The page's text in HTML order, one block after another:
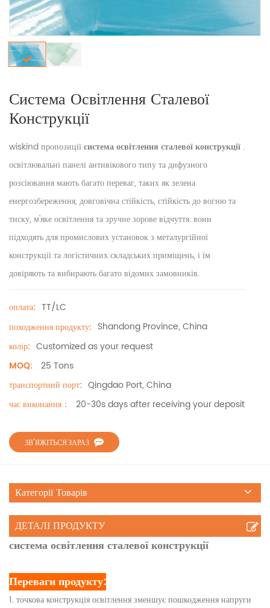
Система Освітлення Сталевої
Конструкції
wiskind пропозиціїсистема освітлення сталевої конструкції .
освітлювальні панелі антивікового типу та дифузного
розсіювання мають багато переваг, таких як зелена
енергозбереження, довговічна стійкість, стійкість до вогню та
тиску, м'яке освітлення та зручне зорове відчуття. вони
підходять для промислових установок з металургійної
конструкції та логістичних складських приміщень, і їм
довіряють та вибирають багато відомих замовників.
оплата: TT/LC
походження продукту: Shandong Province, China
колір: Customized as your request
MOQ:
25 Tons
транспортний порт: Qingdao Port, China
час виконання：
20-30s days after receiving your deposit
ЗВ’ЯЖІТЬСЯ ЗАРАЗ
Категорії Товарів
ДЕТАЛІ ПРОДУКТУ
система освітлення сталевої конструкції
Переваги продукту:
1. точкова конструкція освітлення зменшує пошкодження напруги